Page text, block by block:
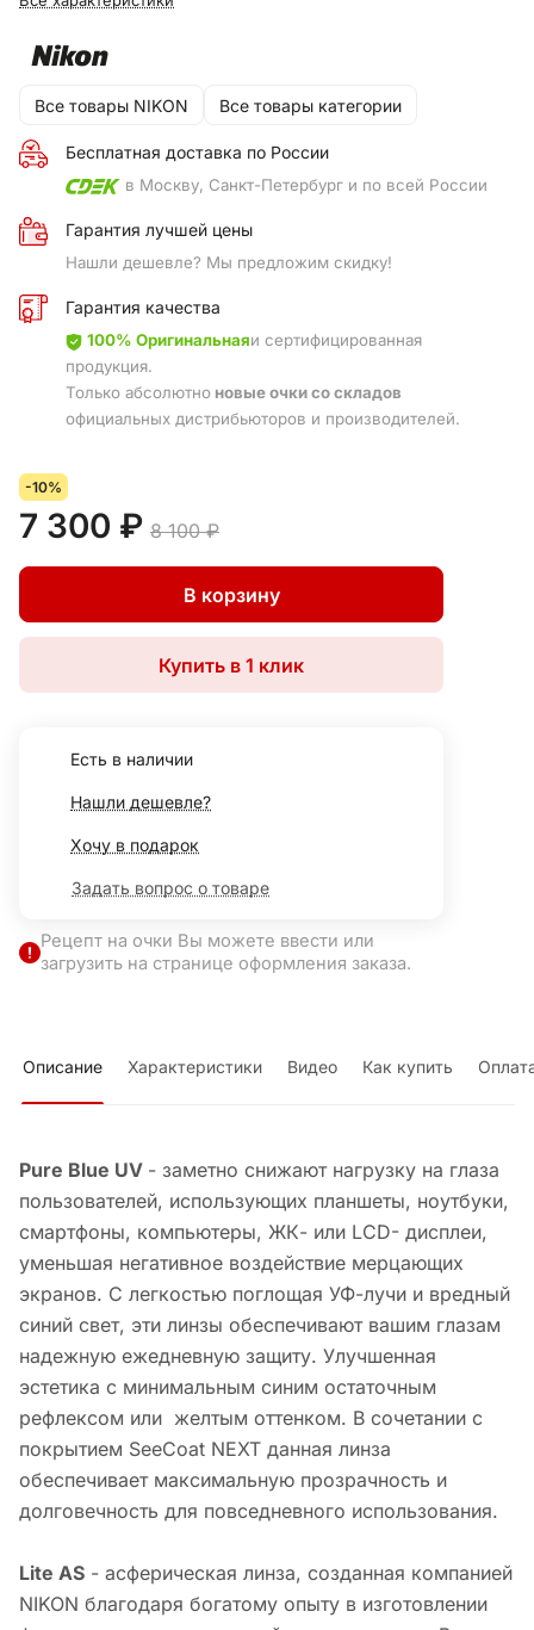
Все товары NIKON Все товары категории
Бесплатная доставка по России
в Москву, Санкт-Петербург и по всей России
Гарантия лучшей цены
Нашли дешевле? Мы предложим скидку!
Гарантия качества
100% Оригинальнаяи сертифицированная
продукция.
Только абсолютно новые очки со складов
официальных дистрибьюторов и производителей.
-10%
7 300 ₽ 8 100 ₽
В корзину
Купить в 1 клик
Есть в наличии
Нашли дешевле?
Хочу в подарок
Задать вопрос о товаре
Рецепт на очки Вы можете ввести или
загрузить на странице оформления заказа.
Описание Характеристики Видео Как купить
Pure Blue UV - заметно снижают нагрузку на глаза
пользователей, использующих планшеты, ноутбуки,
смартфоны, компьютеры, ЖК- или LCD- дисплеи,
уменьшая негативное воздействие мерцающих
экранов. С легкостью поглощая УФ-лучи и вредный
синий свет, эти линзы обеспечивают вашим глазам
надежную ежедневную защиту. Улучшенная
эстетика с минимальным синим остаточным
рефлексом или желтым оттенком. В сочетании с
покрытием SeeCoat NEXT данная линза
обеспечивает максимальную прозрачность и
долговечность для повседневного использования.
Lite AS - асферическая линза, созданная компанией
NIKON благодаря богатому опыту в изготовлении